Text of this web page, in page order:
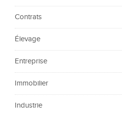
Contrats
Élevage
Entreprise
Immobilier
Industrie